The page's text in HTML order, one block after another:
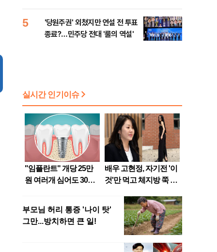
5
'당원주권' 외쳤지만 연설 전 투표
종료?…민주당 전대 '룰의 역설'